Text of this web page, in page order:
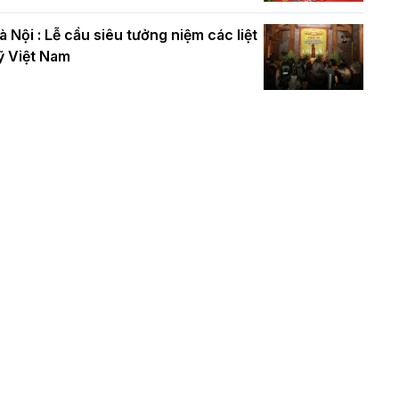
Nội : Lễ cầu siêu tưởng niệm các liệt
Việt Nam